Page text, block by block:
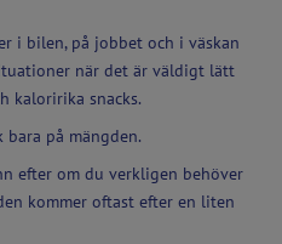
i bilen, på jobbet och i väskan
när det är väldigt lätt
kaloririka snacks.
på mängden.
efter om du verkligen behöver
kommer oftast efter en liten